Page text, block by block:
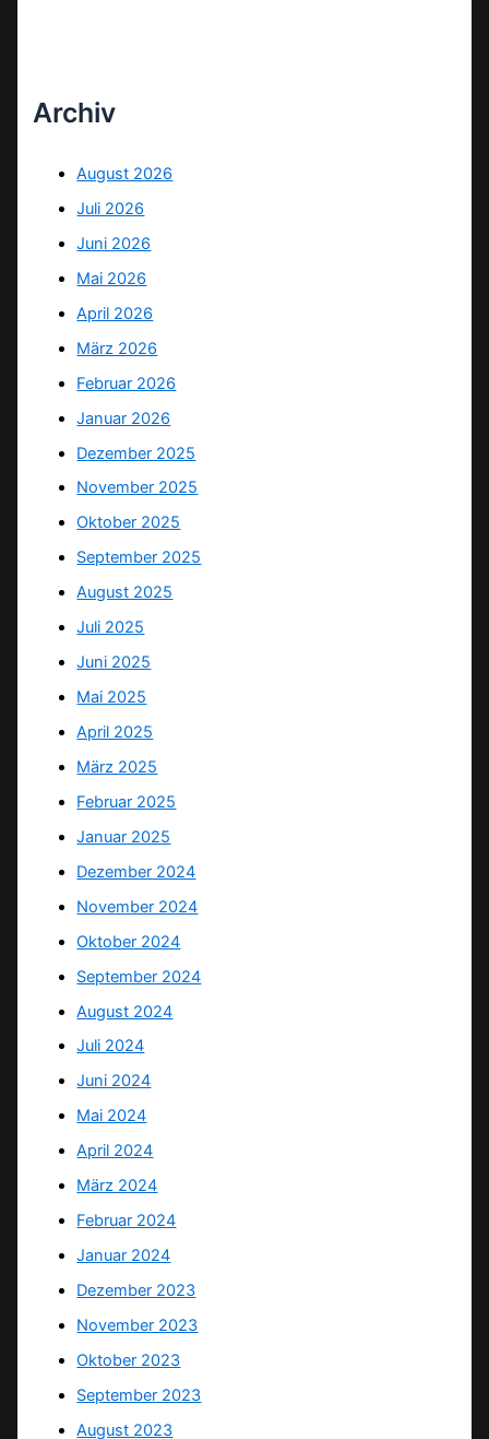
Archiv
August 2026
Juli 2026
Juni 2026
Mai 2026
April 2026
März 2026
Februar 2026
Januar 2026
Dezember 2025
November 2025
Oktober 2025
September 2025
August 2025
Juli 2025
Juni 2025
Mai 2025
April 2025
März 2025
Februar 2025
Januar 2025
Dezember 2024
November 2024
Oktober 2024
September 2024
August 2024
Juli 2024
Juni 2024
Mai 2024
April 2024
März 2024
Februar 2024
Januar 2024
Dezember 2023
November 2023
Oktober 2023
September 2023
August 2023